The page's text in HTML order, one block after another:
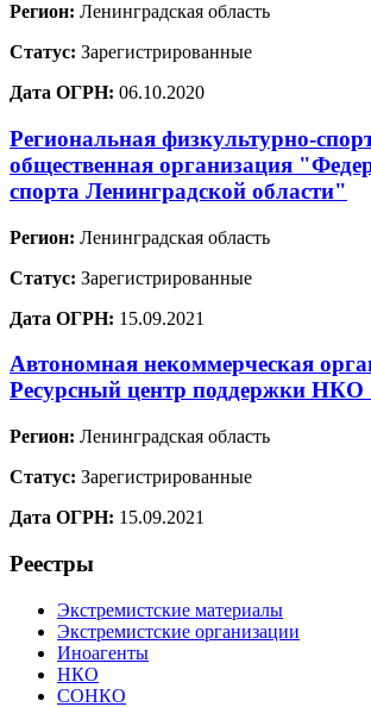
Регион: Ленинградская область
Статус: Зарегистрированные
Дата ОГРН: 06.10.2020
Региональная физкультурно-
общественная организация
спорта Ленинградской области"
Регион: Ленинградская область
Статус: Зарегистрированные
Дата ОГРН: 15.09.2021
Автономная некоммерческая
Ресурсный центр поддержки НКО
Регион: Ленинградская область
Статус: Зарегистрированные
Дата ОГРН: 15.09.2021
Реестры
Экстремистские материалы
Экстремистские организации
Иноагенты
НКО
СОНКО